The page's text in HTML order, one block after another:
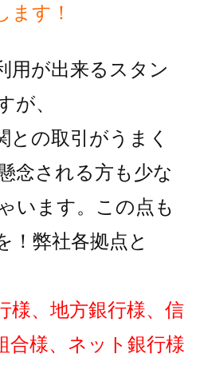
ます！
用が出来るスタン
が、
との取引がうまく
念される方も少な
います。この点も
！弊社各拠点と
様、地方銀行様、信
合様、ネット銀行様